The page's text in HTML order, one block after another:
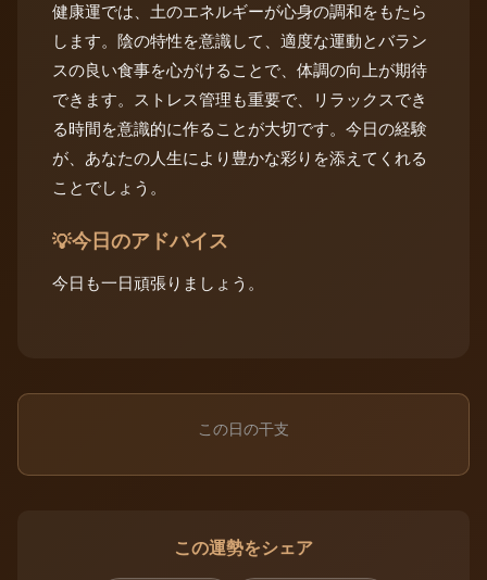
健康運では、土のエネルギーが心身の調和をもたら
します。陰の特性を意識して、適度な運動とバラン
スの良い食事を心がけることで、体調の向上が期待
できます。ストレス管理も重要で、リラックスでき
る時間を意識的に作ることが大切です。今日の経験
が、あなたの人生により豊かな彩りを添えてくれる
ことでしょう。
💡今日のアドバイス
今日も一日頑張りましょう。
この日の干支
この運勢をシェア